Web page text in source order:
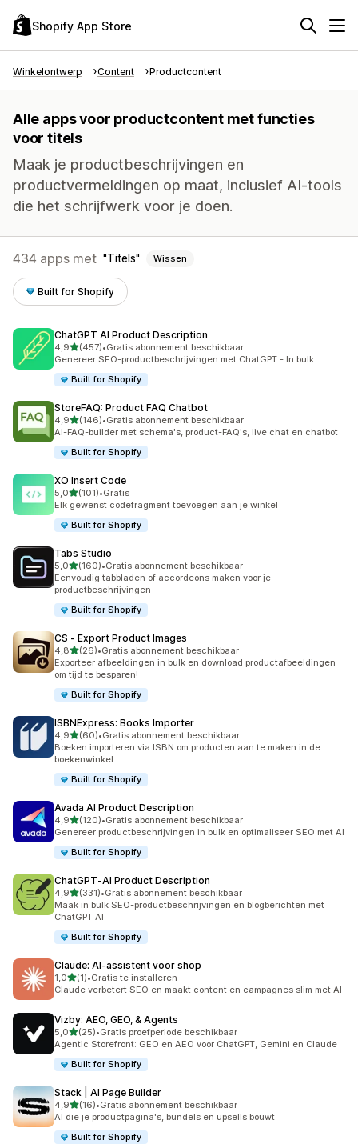
Shopify App Store
Winkelontwerp Content Productcontent
Alle apps voor productcontent met functies
voor titels
Maak je productbeschrijvingen en
productvermeldingen op maat, inclusief AI-tools
die het schrijfwerk voor je doen.
434 apps met Titels Wissen
Built for Shopify
ChatGPT AI Product Description
4,9van 5 sterren
(457)
457 recensies in totaal
•Gratis abonnement beschikbaar
Genereer SEO-productbeschrijvingen met ChatGPT - In bulk
Built for Shopify
StoreFAQ: Product FAQ Chatbot
4,9van 5 sterren
(146)
146 recensies in totaal
•Gratis abonnement beschikbaar
AI-FAQ-builder met schema's, product-FAQ's, live chat en chatbot
Built for Shopify
XO Insert Code
5,0van 5 sterren
(101)
101 recensies in totaal
•Gratis
Elk gewenst codefragment toevoegen aan je winkel
Built for Shopify
Tabs Studio
5,0van 5 sterren
(160)
160 recensies in totaal
•Gratis abonnement beschikbaar
Eenvoudig tabbladen of accordeons maken voor je
productbeschrijvingen
Built for Shopify
CS ‑ Export Product Images
4,8van 5 sterren
(26)
26 recensies in totaal
•Gratis abonnement beschikbaar
Exporteer afbeeldingen in bulk en download productafbeeldingen
om tijd te besparen!
Built for Shopify
ISBNExpress: Books Importer
4,9van 5 sterren
(60)
60 recensies in totaal
•Gratis abonnement beschikbaar
Boeken importeren via ISBN om producten aan te maken in de
boekenwinkel
Built for Shopify
Avada AI Product Description
4,9van 5 sterren
(120)
120 recensies in totaal
•Gratis abonnement beschikbaar
Genereer productbeschrijvingen in bulk en optimaliseer SEO met AI
Built for Shopify
ChatGPT‑AI Product Description
4,9van 5 sterren
(331)
331 recensies in totaal
•Gratis abonnement beschikbaar
Maak in bulk SEO-productbeschrijvingen en blogberichten met
ChatGPT AI
Built for Shopify
Claude: AI‑assistent voor shop
1,0van 5 sterren
(1)
1 recensies in totaal
•Gratis te installeren
Claude verbetert SEO en maakt content en campagnes slim met AI
Vizby: AEO, GEO, & Agents
5,0van 5 sterren
(25)
25 recensies in totaal
•Gratis proefperiode beschikbaar
Agentic Storefront: GEO en AEO voor ChatGPT, Gemini en Claude
Built for Shopify
Stack | AI Page Builder
4,9van 5 sterren
(16)
16 recensies in totaal
•Gratis abonnement beschikbaar
AI die je productpagina's, bundels en upsells bouwt
Built for Shopify